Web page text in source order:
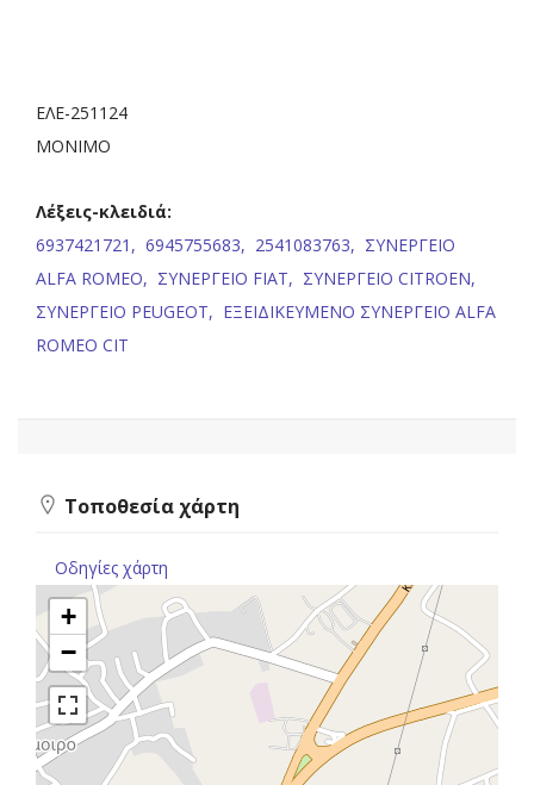
ΕΛΕ-251124
ΜΟΝΙΜΟ
Λέξεις-κλειδιά:
6937421721, 6945755683, 2541083763, ΣΥΝΕΡΓΕΙΟ
ALFA ROMEO, ΣΥΝΕΡΓΕΙΟ FIAT, ΣΥΝΕΡΓΕΙΟ CITROEN,
ΣΥΝΕΡΓΕΙΟ PEUGEOT, ΕΞΕΙΔΙΚΕΥΜΕΝΟ ΣΥΝΕΡΓΕΙΟ ALFA
ROMEO CIT
Τοποθεσία χάρτη
Οδηγίες χάρτη
+
−